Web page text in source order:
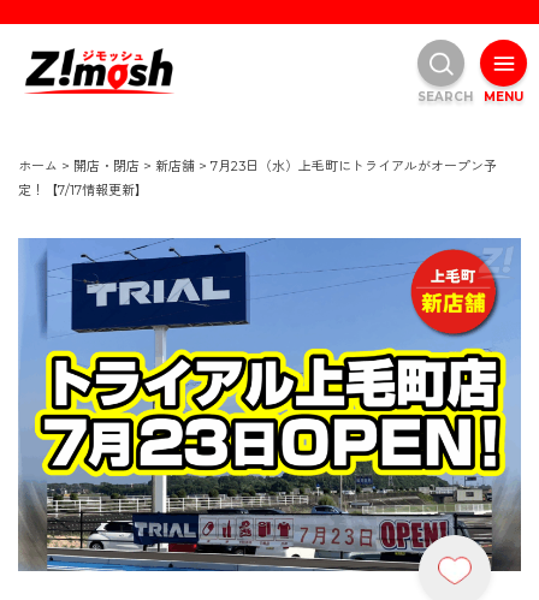
ホーム > 開店・閉店 > 新店舗 > 7月23日（水）上毛町にトライアルがオープン予
定！【7/17情報更新】
MENU
SEARCH